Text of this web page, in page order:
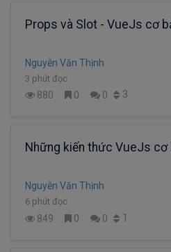
Props và Slot -
Nguyễn Văn Thịnh
3 phút đọc
880 0 0 3
Những kiến thức VueJs cơ
Nguyễn Văn Thịnh
6 phút đọc
849 0 0 1